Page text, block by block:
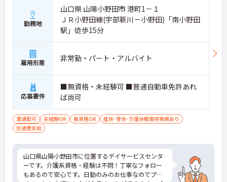
勤務地
山口県 山陽小野田市 港町1－１
ＪＲ小野田線(宇部新川－小野田)「南小野田
駅」徒歩15分
雇用形態 非常勤・パート・アルバイト
応募要件
■無資格・未経験可 ■普通自動車免許あれ
ば尚可
車通勤可 未経験OK 無資格OK
産休･育休･介護休暇取得実績あり
交通費支給
山口県山陽小野田市に位置するデイサービスセンタ
ーです。介護系資格・経験は不問！丁寧なフォロー
もあるので安心です。日勤のみのお仕事なのでプラ